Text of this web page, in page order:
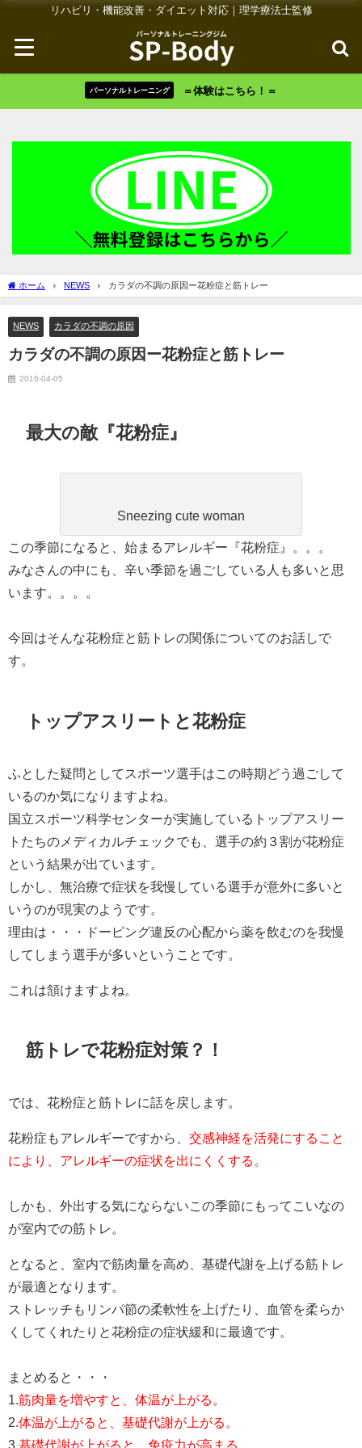
リハビリ・機能改善・ダイエット対応｜理学療法士監修
パーソナルトレーニング ＝体験はこちら！＝
ホーム NEWS カラダの不調の原因ー花粉症と筋トレー
NEWS カラダの不調の原因
カラダの不調の原因ー花粉症と筋トレー
2016-04-05
最大の敵『花粉症』
Sneezing cute woman
この季節になると、始まるアレルギー『花粉症』。。。
みなさんの中にも、辛い季節を過ごしている人も多いと思
います。。。。
今回はそんな花粉症と筋トレの関係についてのお話しで
す。
トップアスリートと花粉症
ふとした疑問としてスポーツ選手はこの時期どう過ごして
いるのか気になりますよね。
国立スポーツ科学センターが実施しているトップアスリー
トたちのメディカルチェックでも、選手の約３割が花粉症
という結果が出ています。
しかし、無治療で症状を我慢している選手が意外に多いと
いうのが現実のようです。
理由は・・・ドーピング違反の心配から薬を飲むのを我慢
してしまう選手が多いということです。
これは頷けますよね。
筋トレで花粉症対策？！
では、花粉症と筋トレに話を戻します。
花粉症もアレルギーですから、 交感神経を活発にすること
により、アレルギーの症状を出にくくする。
しかも、外出する気にならないこの季節にもってこいなの
が室内での筋トレ。
となると、室内で筋肉量を高め、基礎代謝を上げる筋トレ
が最適となります。
ストレッチもリンパ節の柔軟性を上げたり、血管を柔らか
くしてくれたりと花粉症の症状緩和に最適です。
まとめると・・・
1. 筋肉量を増やすと、体温が上がる。
2. 体温が上がると、基礎代謝が上がる。
3. 基礎代謝が上がると、免疫力が高まる。